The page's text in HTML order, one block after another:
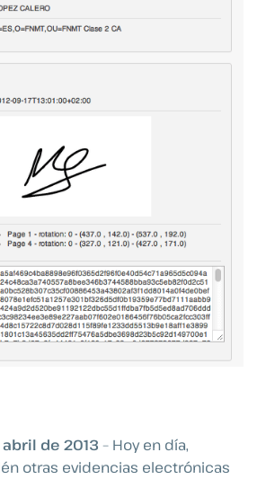
de 2013 – Hoy en día,
otras evidencias electrónicas